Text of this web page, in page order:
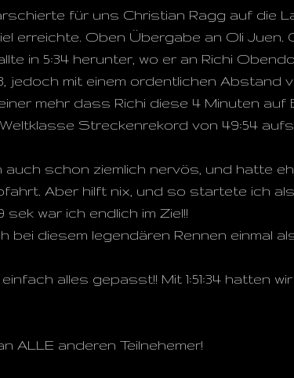
für uns Christian Ragg auf die
erreichte. Oben Übergabe an Oli
in 5:34 herunter, wo er an Richi
jedoch mit einem ordentlichen Abstand
mehr dass Richi diese 4 Minuten
Weltklasse Streckenrekord von 49:54
auch schon ziemlich nervös, und hatte
Aber hilft nix, und so startete ich
sek war ich endlich im Ziel!!
bei diesem legendären Rennen einmal
alles gepasst!! Mit 1:51:34 hatten
ALLE anderen Teilnehemer!